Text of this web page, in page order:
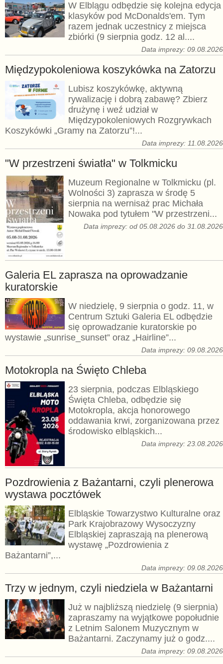
W Elblągu odbędzie się kolejna edycja
klasyków pod McDonalds'em. Tym
razem jednak uczestnicy z miejsca
zbiórki (9 sierpnia godz. 12 al....
Data imprezy: 09.08.2026
Międzypokoleniowa koszykówka na Zatorzu
Lubisz koszykówkę, aktywną
rywalizację i dobrą zabawę? Zbierz
drużynę i weź udział w
Międzypokoleniowych Rozgrywkach
Koszykówki „Gramy na Zatorzu”!...
Data imprezy: 11.08.2026
"W przestrzeni światła" w Tolkmicku
Muzeum Regionalne w Tolkmicku (pl.
Wolności 3) zaprasza w środę 5
sierpnia na wernisaż prac Michała
Nowaka pod tytułem "W przestrzeni...
Data imprezy: od 05.08.2026 do 31.08.2026
Galeria EL zaprasza na oprowadzanie
kuratorskie
W niedzielę, 9 sierpnia o godz. 11, w
Centrum Sztuki Galeria EL odbędzie
się oprowadzanie kuratorskie po
wystawie „sunrise_sunset” oraz „Hairline”...
Data imprezy: 09.08.2026
Motokropla na Święto Chleba
23 sierpnia, podczas Elbląskiego
Święta Chleba, odbędzie się
Motokropla, akcja honorowego
oddawania krwi, zorganizowana przez
środowisko elbląskich...
Data imprezy: 23.08.2026
Pozdrowienia z Bażantarni, czyli plenerowa
wystawa pocztówek
Elbląskie Towarzystwo Kulturalne oraz
Park Krajobrazowy Wysoczyzny
Elbląskiej zapraszają na plenerową
wystawę „Pozdrowienia z
Bażantarni”,...
Data imprezy: 09.08.2026
Trzy w jednym, czyli niedziela w Bażantarni
Już w najbliższą niedzielę (9 sierpnia)
zapraszamy na wyjątkowe popołudnie
z Letnim Salonem Muzycznym w
Bażantarni. Zaczynamy już o godz....
Data imprezy: 09.08.2026